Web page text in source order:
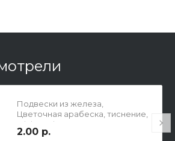
Подвески из железа,
Цветочная арабеска, тиснение,
эффект филиграни, груглые, р-р
15х13х0.5мм, отв-е 1мм, цвет
2.00 р.